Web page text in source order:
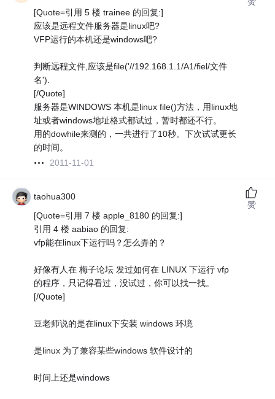
[Quote=引用 5 楼 trainee 的回复:]
应该是远程文件服务器是linux吧?
VFP运行的本机还是windows吧?
判断远程文件,应该是file('//192.168.1.1/A1/fiel/文件
名').
[/Quote]
服务器是WINDOWS 本机是linux file()方法，用linux地
址或者windows地址格式都试过，暂时都还不行。
用的dowhile来测的，一共进行了10秒。下次试试更长
的时间。
2011-11-01
taohua300
[Quote=引用 7 楼 apple_8180 的回复:]
引用 4 楼 aabiao 的回复:
vfp能在linux下运行吗？怎么弄的？
好像有人在 梅子论坛 发过如何在 LINUX 下运行 vfp
的程序，只记得看过，没试过，你可以找一找。
[/Quote]
豆老师说的是在linux下安装 windows 环境
是linux 为了兼容某些windows 软件设计的
时间上还是windows
赞